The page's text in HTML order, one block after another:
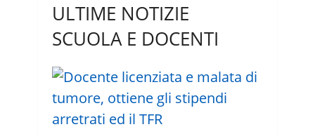
ULTIME NOTIZIE
SCUOLA E DOCENTI